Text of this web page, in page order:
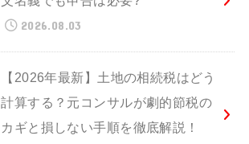
2026.08.03
【2026年最新】土地の相続税はどう
計算する？元コンサルが劇的節税の
カギと損しない手順を徹底解説！